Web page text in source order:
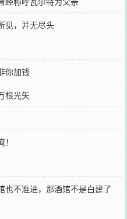
见，并无尽头
你加钱
根光矢
也不准进，那酒馆不是白建了